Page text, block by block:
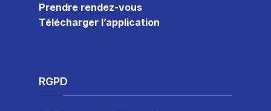
Prendre rendez-vous
Télécharger l’application
RGPD